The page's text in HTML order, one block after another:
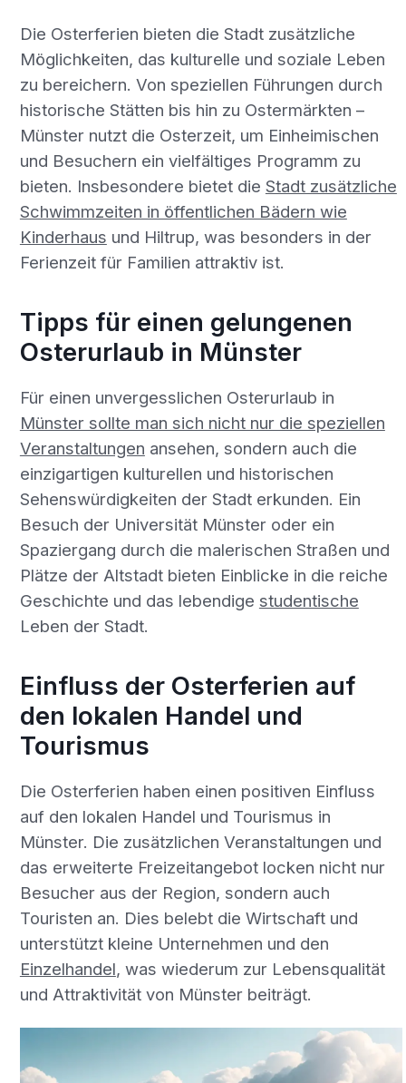
Die Osterferien bieten die Stadt zusätzliche
Möglichkeiten, das kulturelle und soziale Leben
zu bereichern. Von speziellen Führungen durch
historische Stätten bis hin zu Ostermärkten –
Münster nutzt die Osterzeit, um Einheimischen
und Besuchern ein vielfältiges Programm zu
bieten. Insbesondere bietet die Stadt zusätzliche
Schwimmzeiten in öffentlichen Bädern wie
Kinderhaus und Hiltrup, was besonders in der
Ferienzeit für Familien attraktiv ist.
Tipps für einen gelungenen
Osterurlaub in Münster
Für einen unvergesslichen Osterurlaub in
Münster sollte man sich nicht nur die speziellen
Veranstaltungen ansehen, sondern auch die
einzigartigen kulturellen und historischen
Sehenswürdigkeiten der Stadt erkunden. Ein
Besuch der Universität Münster oder ein
Spaziergang durch die malerischen Straßen und
Plätze der Altstadt bieten Einblicke in die reiche
Geschichte und das lebendige studentische
Leben der Stadt.
Einfluss der Osterferien auf
den lokalen Handel und
Tourismus
Die Osterferien haben einen positiven Einfluss
auf den lokalen Handel und Tourismus in
Münster. Die zusätzlichen Veranstaltungen und
das erweiterte Freizeitangebot locken nicht nur
Besucher aus der Region, sondern auch
Touristen an. Dies belebt die Wirtschaft und
unterstützt kleine Unternehmen und den
Einzelhandel, was wiederum zur Lebensqualität
und Attraktivität von Münster beiträgt.